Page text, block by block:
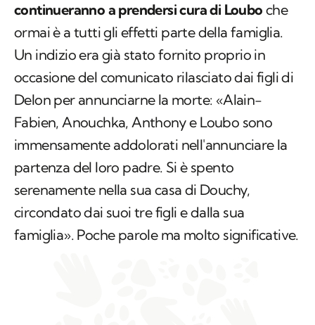
continueranno a prendersi cura di Loubo che
ormai è a tutti gli effetti parte della famiglia.
Un indizio era già stato fornito proprio in
occasione del comunicato rilasciato dai figli di
Delon per annunciarne la morte: «Alain-
Fabien, Anouchka, Anthony e Loubo sono
immensamente addolorati nell'annunciare la
partenza del loro padre. Si è spento
serenamente nella sua casa di Douchy,
circondato dai suoi tre figli e dalla sua
famiglia». Poche parole ma molto significative.